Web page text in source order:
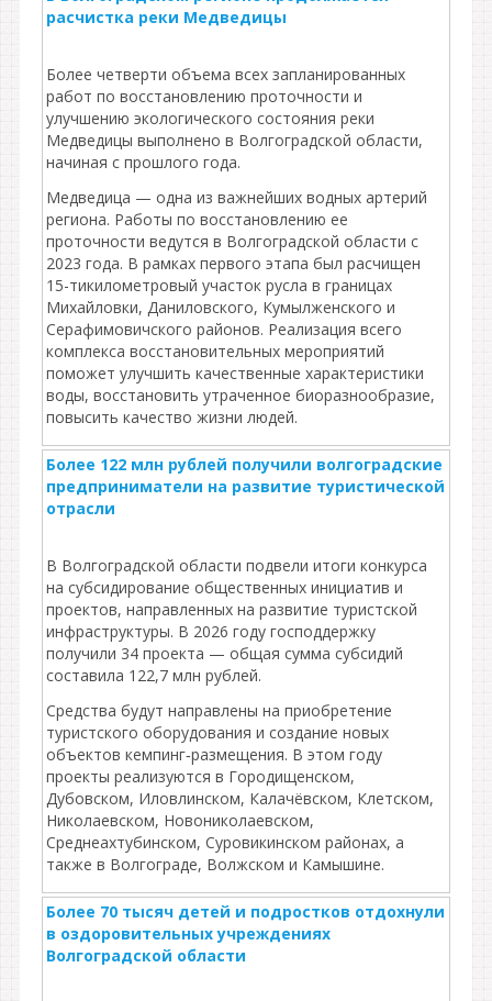
расчистка реки Медведицы
Более четверти объема всех запланированных
работ по восстановлению проточности и
улучшению экологического состояния реки
Медведицы выполнено в Волгоградской области,
начиная с прошлого года.
Медведица — одна из важнейших водных артерий
региона. Работы по восстановлению ее
проточности ведутся в Волгоградской области с
2023 года. В рамках первого этапа был расчищен
15-тикилометровый участок русла в границах
Михайловки, Даниловского, Кумылженского и
Серафимовичского районов. Реализация всего
комплекса восстановительных мероприятий
поможет улучшить качественные характеристики
воды, восстановить утраченное биоразнообразие,
повысить качество жизни людей.
Более 122 млн рублей получили волгоградские
предприниматели на развитие туристической
отрасли
В Волгоградской области подвели итоги конкурса
на субсидирование общественных инициатив и
проектов, направленных на развитие туристской
инфраструктуры. В 2026 году господдержку
получили 34 проекта — общая сумма субсидий
составила 122,7 млн рублей.
Средства будут направлены на приобретение
туристского оборудования и создание новых
объектов кемпинг‑размещения. В этом году
проекты реализуются в Городищенском,
Дубовском, Иловлинском, Калачёвском, Клетском,
Николаевском, Новониколаевском,
Среднеахтубинском, Суровикинском районах, а
также в Волгограде, Волжском и Камышине.
Более 70 тысяч детей и подростков отдохнули
в оздоровительных учреждениях
Волгоградской области